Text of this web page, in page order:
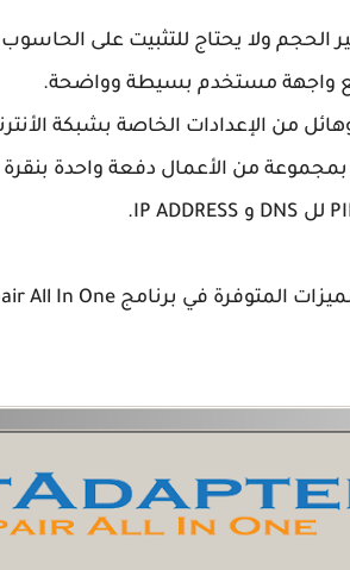
الحجم ولا يحتاج للتثبيت على
واجهة مستخدم بسيطة وواضحة.
من الإعدادات الخاصة بشبكة
من الأعمال دفعة واحدة بنقرة